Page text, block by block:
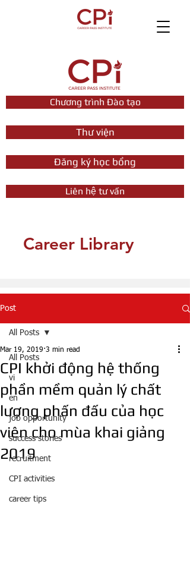
Chương trình Đào tạo
Thư viện
Đăng ký học bổng
Liên hệ tư vấn
Career Library
Post
All Posts
vi
en
job opportunity
success stories
recruitment
CPI activities
career tips
All Posts
CPI khởi động hệ thống
phần mềm quản lý chất
lượng phấn đấu của học
viên cho mùa khai giảng
2019
Mar 19, 2019 3 min read